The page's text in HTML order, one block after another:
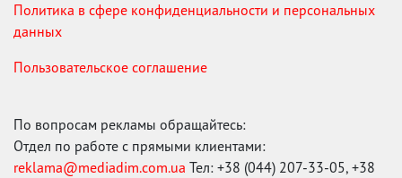
Политика в сфере конфиденциальности и персональных
данных
Пользовательское соглашение
По вопросам рекламы обращайтесь:
Отдел по работе с прямыми клиентами:
reklama@mediadim.com.ua Тел: +38 (044) 207-33-05, +38